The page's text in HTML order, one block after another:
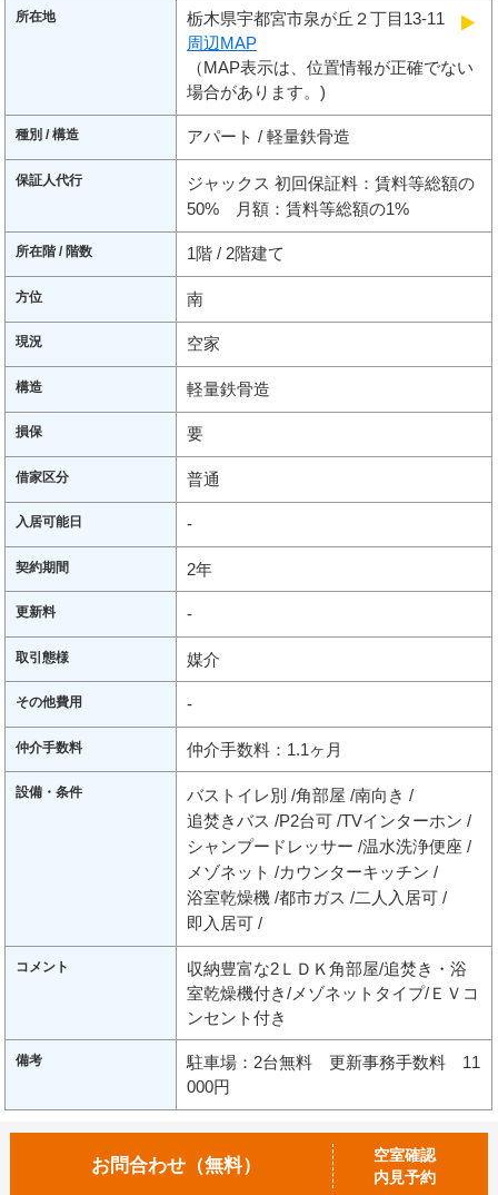
所在地
栃木県宇都宮市泉が丘２丁目13-11
周辺MAP
（MAP表示は、位置情報が正確でない
場合があります。)
種別 / 構造 アパート / 軽量鉄骨造
保証人代行
ジャックス 初回保証料：賃料等総額の
50% 月額：賃料等総額の1%
所在階 / 階数 1階 / 2階建て
方位 南
現況 空家
構造 軽量鉄骨造
損保 要
借家区分 普通
入居可能日 -
契約期間 2年
更新料 -
取引態様 媒介
その他費用 -
仲介手数料 仲介手数料：1.1ヶ月
設備・条件 バストイレ別 角部屋 南向き
追焚きバス
P2台可 TVインターホン
シャンプードレッサー 温水洗浄便座
メゾネット
カウンターキッチン
浴室乾燥機 都市ガス
二人入居可
即入居可
コメント
収納豊富な2ＬＤＫ角部屋/追焚き・浴
室乾燥機付き/メゾネットタイプ/ＥＶコ
ンセント付き
備考
駐車場：2台無料 更新事務手数料 11
000円
お問合わせ（無料）
空室確認
内見予約